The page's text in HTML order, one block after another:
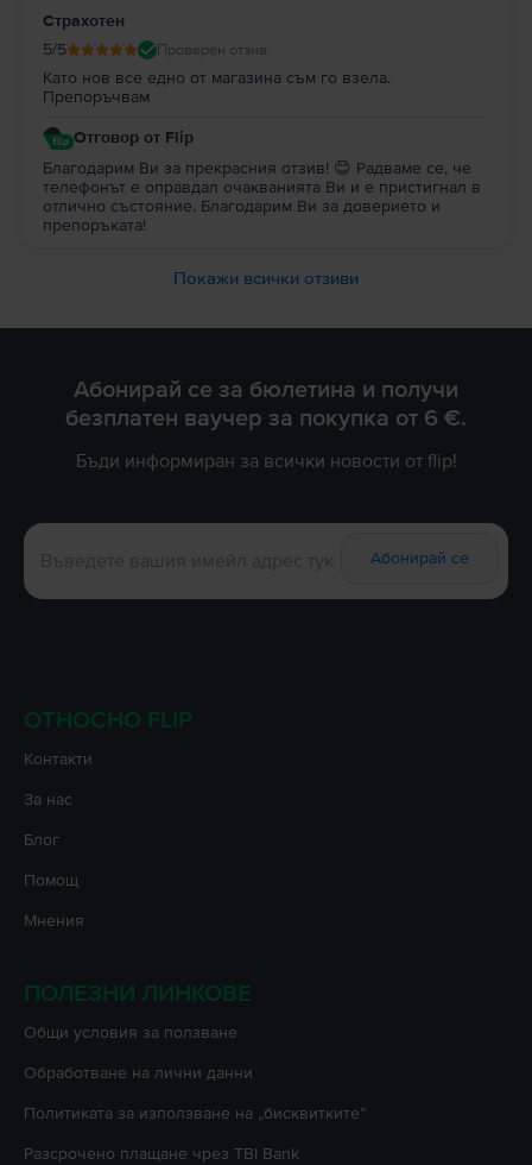
Страхотен
5/5 Проверен отзив
Като нов все едно от магазина съм го взела.
Препоръчвам
Отговор от Flip
Благодарим Ви за прекрасния отзив! 😊 Радваме се, че
телефонът е оправдал очакванията Ви и е пристигнал в
отлично състояние. Благодарим Ви за доверието и
препоръката!
Покажи всички отзиви
Абонирай се за бюлетина и получи
безплатен ваучер за покупка от 6 €.
Бъди информиран за всички новости от flip!
Абонирай се
ОТНОСНО FLIP
Контакти
За нас
Блог
Помощ
Мнения
ПОЛЕЗНИ ЛИНКОВЕ
Oбщи условия за ползване
Oбработване на лични данни
Политиката за използване на „бисквитките”
Разсрочено плащане чрез TBI Bank